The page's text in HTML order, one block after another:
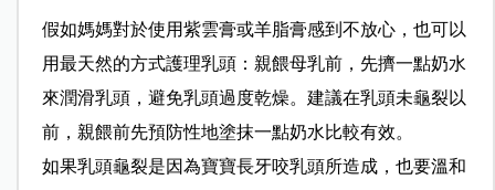
假如媽媽對於使用紫雲膏或羊脂膏感到不放心，也可以
用最天然的方式護理乳頭：親餵母乳前，先擠一點奶水
來潤滑乳頭，避免乳頭過度乾燥。建議在乳頭未龜裂以
前，親餵前先預防性地塗抹一點奶水比較有效。
如果乳頭龜裂是因為寶寶長牙咬乳頭所造成，也要溫和